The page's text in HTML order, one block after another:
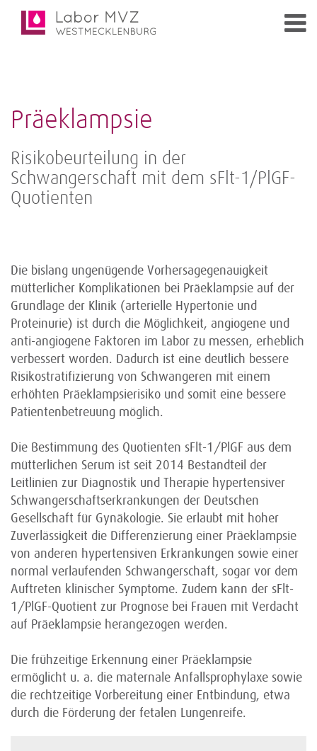
Präeklampsie
Risikobeurteilung in der
Schwangerschaft mit dem sFlt-1/PlGF-
Quotienten
Die bislang ungenügende Vorhersage­genauigkeit
mütterlicher Komplikationen bei Präeklampsie auf der
Grundlage der Klinik (arterielle Hypertonie und
Proteinurie) ist durch die Möglichkeit, angiogene und
anti-angiogene Faktoren im Labor zu messen, erheblich
verbessert worden. Dadurch ist eine deutlich bessere
Risiko­stratifizierung von Schwangeren mit einem
erhöhten Präeklampsie­risiko und somit eine bessere
Patienten­betreuung möglich.
Die Bestimmung des Quotienten sFlt-1/PlGF aus dem
mütterlichen Serum ist seit 2014 Bestandteil der
Leitlinien zur Diagnostik und Therapie hypertensiver
Schwangerschafts­erkrankungen der Deutschen
Gesellschaft für Gynäkologie. Sie erlaubt mit hoher
Zuverlässigkeit die Differenzierung einer Präeklampsie
von anderen hypertensiven Erkrankungen sowie einer
normal verlaufenden Schwangerschaft, sogar vor dem
Auftreten klinischer Symptome. Zudem kann der sFlt-
1/PlGF-Quotient zur Prognose bei Frauen mit Verdacht
auf Präeklampsie herangezogen werden.
Die frühzeitige Erkennung einer Präeklampsie
ermöglicht u. a. die maternale Anfalls­prophylaxe sowie
die rechtzeitige Vorbereitung einer Entbindung, etwa
durch die Förderung der fetalen Lungenreife.